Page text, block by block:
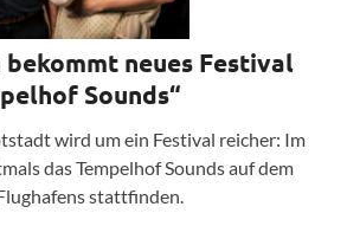
bekommt neues Festival
Sounds“
wird um ein Festival reicher: Im
das Tempelhof Sounds auf dem
stattfinden.